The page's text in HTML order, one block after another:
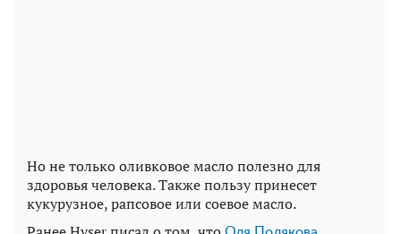
Но не только оливковое масло полезно для
здоровья человека. Также пользу принесет
кукурузное, рапсовое или соевое масло.